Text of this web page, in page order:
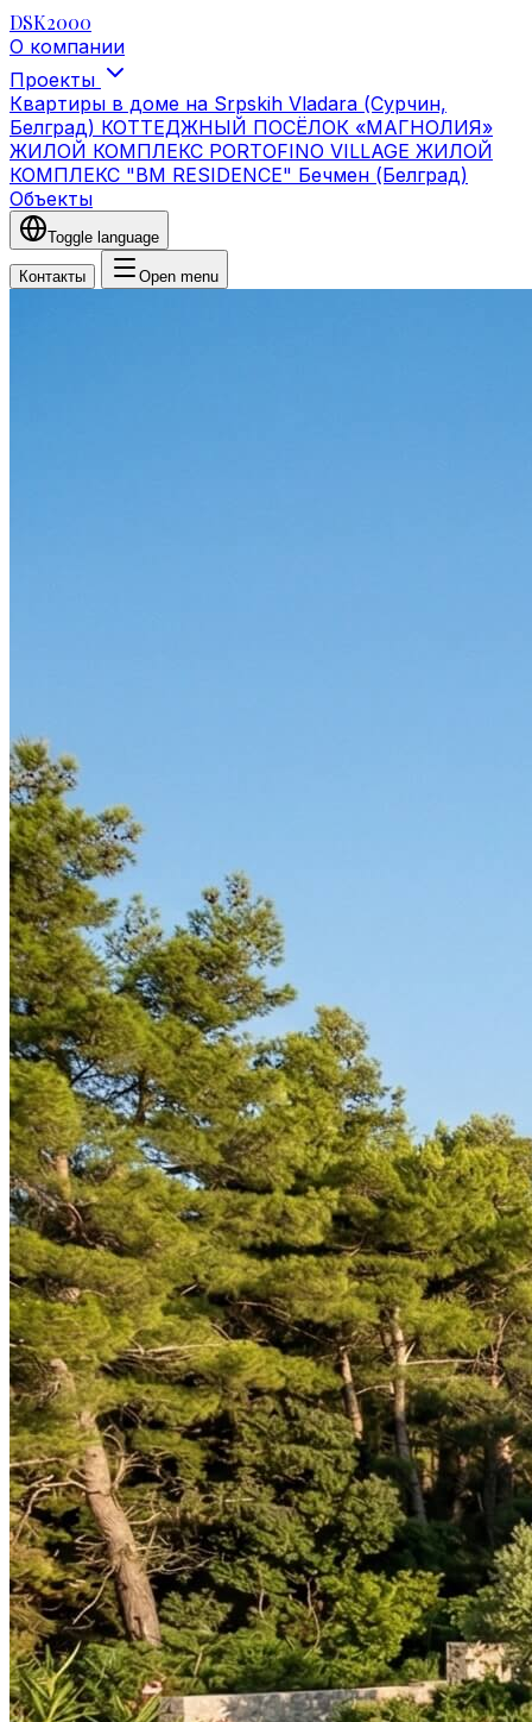
DSK2000
О компании
Проекты
Квартиры в доме на Srpskih Vladara (Сурчин,
Белград) КОТТЕДЖНЫЙ ПОСЁЛОК «МАГНОЛИЯ»
ЖИЛОЙ КОМПЛЕКС PORTOFINO VILLAGE ЖИЛОЙ
КОМПЛЕКС "BM RESIDENCE" Бечмен (Белград)
Объекты
Toggle language
Контакты Open menu